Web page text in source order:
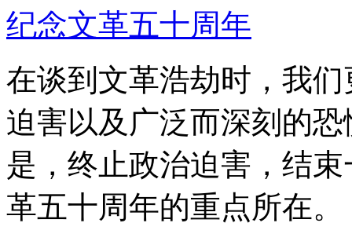
纪念文革五十周年
在谈到文革浩劫时，我
迫害以及广泛而深刻的
是，终止政治迫害，结
革五十周年的重点所在。